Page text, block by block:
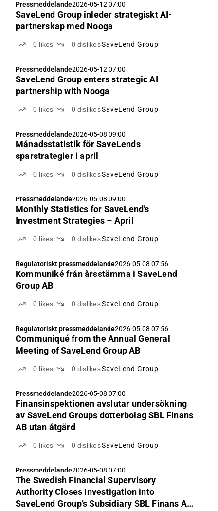
Pressmeddelande2026-05-12 07:00
SaveLend Group inleder strategiskt AI-
partnerskap med Nooga
0 likes 0 dislikesSaveLend Group
Pressmeddelande2026-05-12 07:00
SaveLend Group enters strategic AI
partnership with Nooga
0 likes 0 dislikesSaveLend Group
Pressmeddelande2026-05-08 09:00
Månadsstatistik för SaveLends
sparstrategier i april
0 likes 0 dislikesSaveLend Group
Pressmeddelande2026-05-08 09:00
Monthly Statistics for SaveLend’s
Investment Strategies – April
0 likes 0 dislikesSaveLend Group
Regulatoriskt pressmeddelande2026-05-08 07:56
Kommuniké från årsstämma i SaveLend
Group AB
0 likes 0 dislikesSaveLend Group
Regulatoriskt pressmeddelande2026-05-08 07:56
Communiqué from the Annual General
Meeting of SaveLend Group AB
0 likes 0 dislikesSaveLend Group
Pressmeddelande2026-05-08 07:00
Finansinspektionen avslutar undersökning
av SaveLend Groups dotterbolag SBL Finans
AB utan åtgärd
0 likes 0 dislikesSaveLend Group
Pressmeddelande2026-05-08 07:00
The Swedish Financial Supervisory
Authority Closes Investigation into
SaveLend Group’s Subsidiary SBL Finans AB